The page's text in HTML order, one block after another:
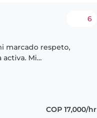
6
marcado respeto,
activa. Mi
COP 17,000/hr